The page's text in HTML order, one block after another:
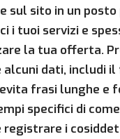
sul sito in un
i tuoi servizi e
la tua offerta.
alcuni dati, includi
frasi lunghe e
specifici di
registrare i